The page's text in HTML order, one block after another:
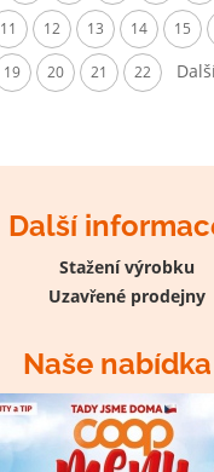
Další
Stažení výrobku
Uzavřené prodejny
Naše nabídka
11 12 13 14 15
19 20 21 22